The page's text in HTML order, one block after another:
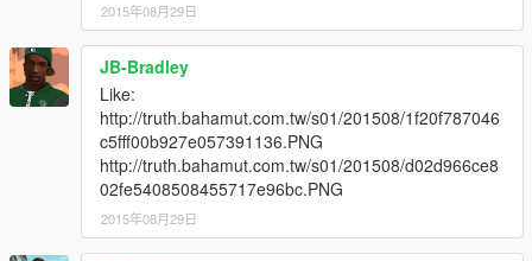
2015年08月29日
JB-Bradley
Like:
http://truth.bahamut.com.tw/s01/201508/1f20f787046
c5fff00b927e057391136.PNG
http://truth.bahamut.com.tw/s01/201508/d02d966ce8
02fe5408508455717e96bc.PNG
2015年08月29日